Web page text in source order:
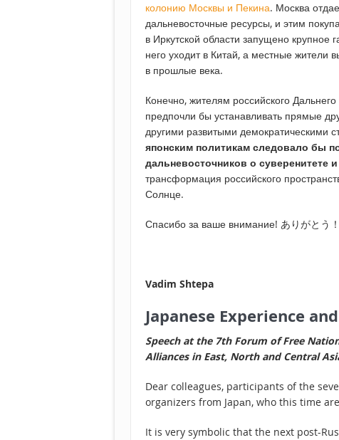
колонию Москвы и Пекина. Москва
дальневосточные ресурсы, и этим
в Иркутской области запущено крупное
него уходит в Китай, а местные жители
в прошлые века.
Конечно, жителям российского
предпочли бы устанавливать прямые
другими развитыми демократическими
японским политикам следовало бы
дальневосточников о суверенитете
трансформация российского
Солнце.
Спасибо за ваше внимание! ありがとう！
Vadim Shtepa
Japanese Experience
Speech at the 7th Forum of Free
Alliances in East, North and Central
Dear colleagues, participants of the
organizers from Japаn, who this time
It is very symbolic that the next post-